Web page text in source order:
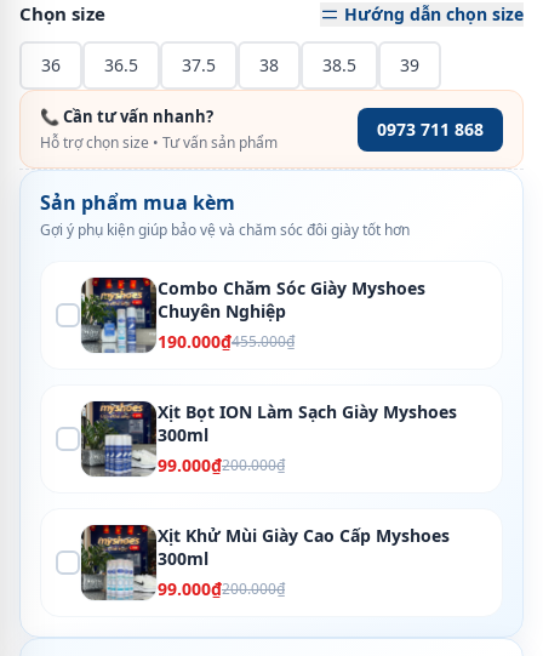
Chọn size Hướng dẫn chọn size
36 36.5 37.5 38 38.5 39
📞 Cần tư vấn nhanh?
Hỗ trợ chọn size • Tư vấn sản phẩm
0973 711 868
Sản phẩm mua kèm
Gợi ý phụ kiện giúp bảo vệ và chăm sóc đôi giày tốt hơn
Combo Chăm Sóc Giày Myshoes
Chuyên Nghiệp
190.000₫455.000₫
Xịt Bọt ION Làm Sạch Giày Myshoes
300ml
99.000₫200.000₫
Xịt Khử Mùi Giày Cao Cấp Myshoes
300ml
99.000₫200.000₫